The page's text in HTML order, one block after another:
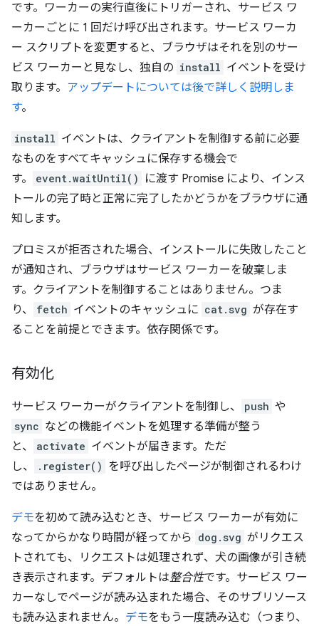
です。ワーカーの実行直後にトリガーされ、サービス ワ
ーカーごとに 1 回だけ呼び出されます。サービス ワーカ
ー スクリプトを変更すると、ブラウザはそれを別のサー
ビス ワーカーと見なし、独自の install イベントを受け
取ります。 アップデートについては後で詳しく説明しま
す。
install イベントは、クライアントを制御する前に必要
なものをすべてキャッシュに保存する機会で
す。
event.waitUntil()
に渡す Promise により、インス
トールの完了時と正常に完了したかどうかをブラウザに通
知します。
プロミスが拒否された場合、インストールに失敗したこと
が通知され、ブラウザはサービス ワーカーを破棄しま
す。クライアントを制御することはありません。つま
り、
fetch イベントのキャッシュに cat.svg が存在す
ることを前提とできます。依存関係です。
有効化
サービス ワーカーがクライアントを制御し、 push や
sync などの機能イベントを処理する準備が整う
と、
activate イベントが届きます。ただ
し、
.register() を呼び出したページが制御されるわけ
ではありません。
デモを初めて読み込むとき、サービス ワーカーが有効に
なってからかなり時間が経ってから dog.svg がリクエス
トされても、リクエストは処理されず、犬の画像が引き続
き表示されます。デフォルトは整合性です。サービス ワー
カーなしでページが読み込まれた場合、そのサブリソース
も読み込まれません。 デモをもう一度読み込む（つまり、